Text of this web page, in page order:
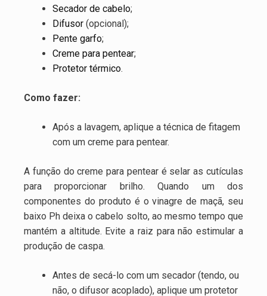
Secador de cabelo;
Difusor (opcional);
Pente garfo;
Creme para pentear;
Protetor térmico.
Como fazer:
Após a lavagem, aplique a técnica de fitagem
com um creme para pentear.
A função do creme para pentear é selar as cutículas
para proporcionar brilho. Quando um dos
componentes do produto é o vinagre de maçã, seu
baixo Ph deixa o cabelo solto, ao mesmo tempo que
mantém a altitude. Evite a raiz para não estimular a
produção de caspa.
Antes de secá-lo com um secador (tendo, ou
não, o difusor acoplado), aplique um protetor